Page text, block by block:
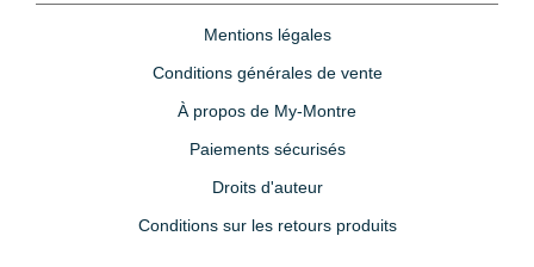
Mentions légales
Conditions générales de vente
À propos de My-Montre
Paiements sécurisés
Droits d'auteur
Conditions sur les retours produits